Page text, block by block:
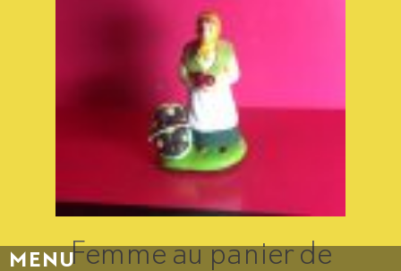
Femme au panier de
MENU